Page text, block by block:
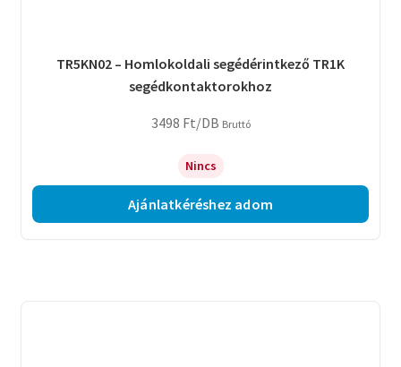
TR5KN02 – Homlokoldali segédérintkező TR1K
segédkontaktorokhoz
3498 Ft/DB Bruttó
Nincs
Ajánlatkéréshez adom